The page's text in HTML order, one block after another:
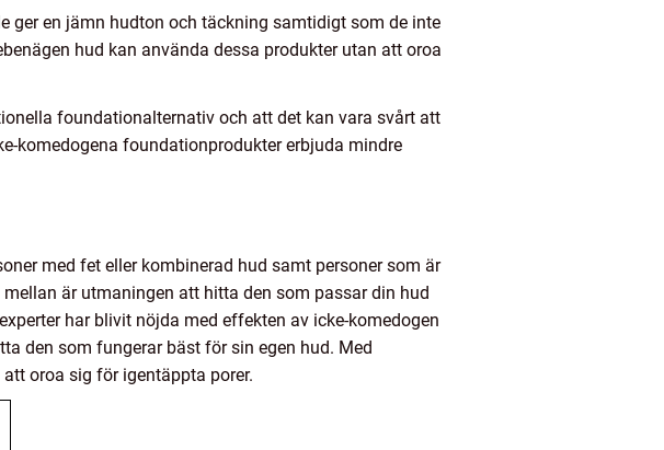
ger en jämn hudton och täckning samtidigt som de inte
hud kan använda dessa produkter utan att oroa
foundationalternativ och att det kan vara svårt att
komedogena foundationprodukter erbjuda mindre
med fet eller kombinerad hud samt personer som är
är utmaningen att hitta den som passar din hud
har blivit nöjda med effekten av icke-komedogen
den som fungerar bäst för sin egen hud. Med
oroa sig för igentäppta porer.